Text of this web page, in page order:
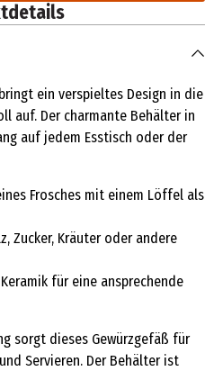
ein verspieltes Design in die
auf. Der charmante Behälter in
auf jedem Esstisch oder der
Frosches mit einem Löffel als
Zucker, Kräuter oder andere
für eine ansprechende
sorgt dieses Gewürzgefäß für
Servieren. Der Behälter ist